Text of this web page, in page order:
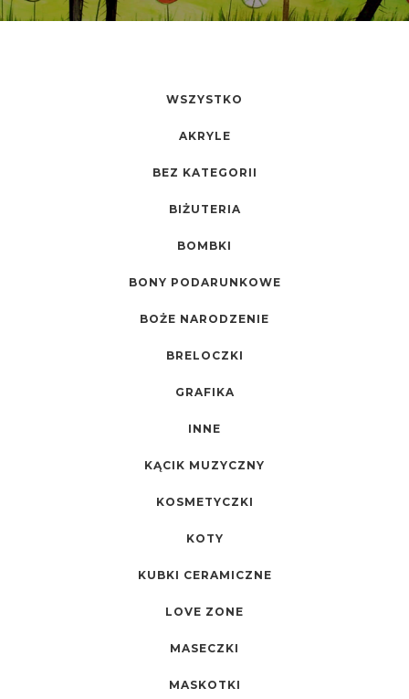
WSZYSTKO
AKRYLE
BEZ KATEGORII
BIŻUTERIA
BOMBKI
BONY PODARUNKOWE
BOŻE NARODZENIE
BRELOCZKI
GRAFIKA
INNE
KĄCIK MUZYCZNY
KOSMETYCZKI
KOTY
KUBKI CERAMICZNE
LOVE ZONE
MASECZKI
MASKOTKI